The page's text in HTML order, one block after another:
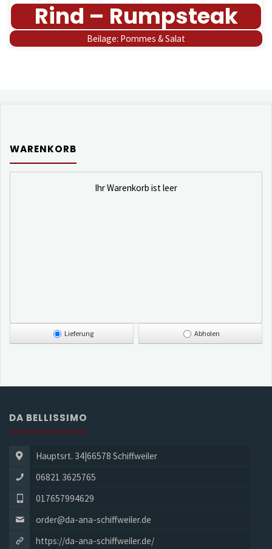
Rind – Rumpsteak
Beilage: Pommes & Salat
WARENKORB
Ihr Warenkorb ist leer
Lieferung Abholen
DA BELLISSIMO
Hauptsrt. 34|66578 Schiffweiler
06821 3625765
017657994629
order@da-ana-schiffweiler.de
https://da-ana-schiffweiler.de/